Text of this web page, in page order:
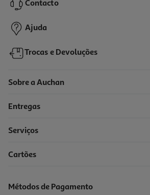
14,99 €
Contacto
Ajuda
Trocas e Devoluções
Sobre a Auchan
Entregas
Serviços
Cartões
Métodos de Pagamento